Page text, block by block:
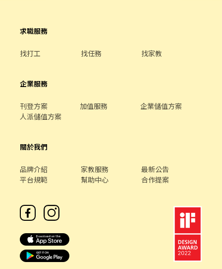
求職服務
找打工 找任務 找家教
企業服務
刊登方案 加值服務
企業儲值方案
人派儲值方案
關於我們
品牌介紹 家教服務
最新公告
平台規範
幫助中心 合作提案